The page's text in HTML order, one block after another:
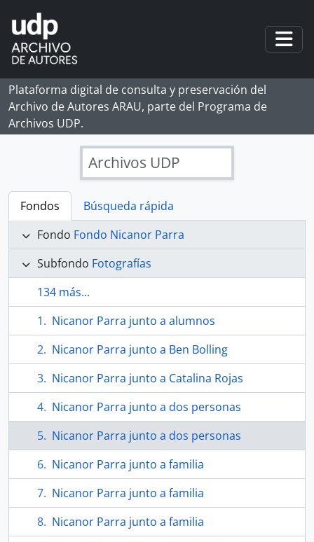
Skip to main content
Plataforma digital de consulta y preservación del
Archivo de Autores ARAU, parte del Programa de
Archivos UDP.
Archivos UDP
Fondos
Búsqueda rápida
Fondo Fondo Nicanor Parra
Subfondo Fotografías
134 más...
Nicanor Parra junto a alumnos
Nicanor Parra junto a Ben Bolling
Nicanor Parra junto a Catalina Rojas
Nicanor Parra junto a dos personas
Nicanor Parra junto a dos personas
Nicanor Parra junto a familia
Nicanor Parra junto a familia
Nicanor Parra junto a familia